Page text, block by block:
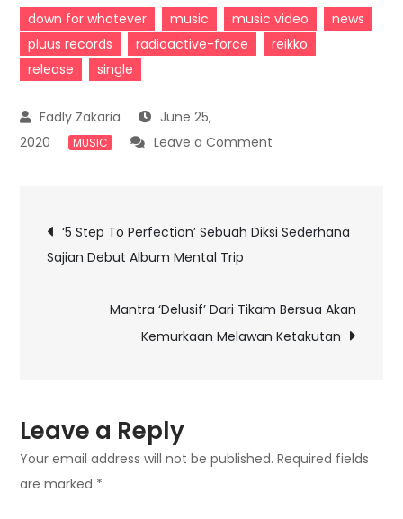
down for whatever music music video
news
pluus records
radioactive-force
reikko
release
single
June 25,
2020
MUSIC Leave a Comment
Romansa
Kedua
Reikko ‘Down
Post
navigation
‘5 Step To Perfection’ Sebuah Diksi Sederhana
Sajian Debut Album Mental Trip
Mantra ‘Delusif’ Dari Tikam Bersua Akan
Kemurkaan Melawan Ketakutan
Leave a Reply
Your email address will not be published. Required fields
are marked *